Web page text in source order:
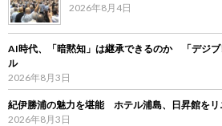
2026年8月4日
AI時代、「暗黙知」は継承できるのか 「デジ
ル
2026年8月3日
紀伊勝浦の魅力を堪能 ホテル浦島、日昇館をリ
2026年8月3日